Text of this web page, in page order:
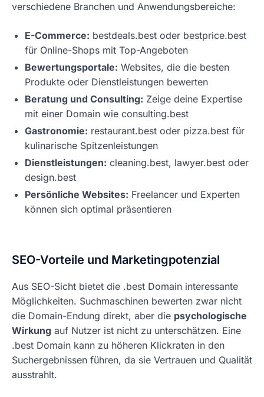
verschiedene Branchen und Anwendungsbereiche:
E-Commerce: bestdeals.best oder bestprice.best
für Online-Shops mit Top-Angeboten
Bewertungsportale: Websites, die die besten
Produkte oder Dienstleistungen bewerten
Beratung und Consulting: Zeige deine Expertise
mit einer Domain wie consulting.best
Gastronomie: restaurant.best oder pizza.best für
kulinarische Spitzenleistungen
Dienstleistungen: cleaning.best, lawyer.best oder
design.best
Persönliche Websites: Freelancer und Experten
können sich optimal präsentieren
SEO-Vorteile und Marketingpotenzial
Aus SEO-Sicht bietet die .best Domain interessante
Möglichkeiten. Suchmaschinen bewerten zwar nicht
die Domain-Endung direkt, aber die psychologische
Wirkung auf Nutzer ist nicht zu unterschätzen. Eine
.best Domain kann zu höheren Klickraten in den
Suchergebnissen führen, da sie Vertrauen und Qualität
ausstrahlt.